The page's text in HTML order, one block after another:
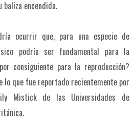
baliza encendida.
ocurrir que, para una especie de
podría ser fundamental para la
consiguiente para la reproducción?
lo que fue reportado recientemente por
Mistick de las Universidades de